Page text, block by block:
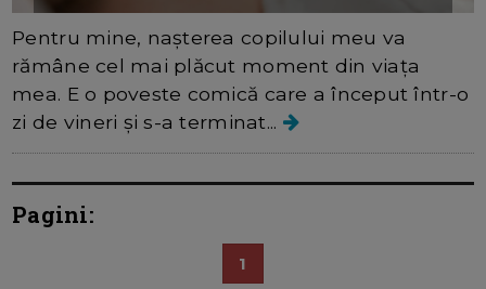
Pentru mine, nașterea copilului meu va
rămâne cel mai plăcut moment din viața
mea. E o poveste comică care a început într-o
zi de vineri și s-a terminat...
Pagini:
1